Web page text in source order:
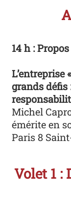
14 h :
L’entreprise
grands défis
Michel
émérite en
Paris 8
Volet 1 :